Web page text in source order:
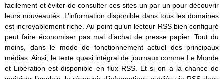
facilement et éviter de consulter ces sites un par un pour découvrir
leurs nouveautés. L’information disponible dans tous les domaines
est incroyablement riche. Au point qu’un lecteur RSS bien configuré
peut faire économiser pas mal d’achat de presse papier. Tout du
moins, dans le mode de fonctionnement actuel des principaux
médias. Ainsi, le texte quasi intégral de journaux comme Le Monde
et Libération est disponible en flux RSS. Et si on a la chance de